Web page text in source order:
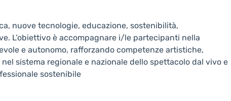
nuove tecnologie, educazione, sostenibilità,
L’obiettivo è accompagnare i/le partecipanti nella
e autonomo, rafforzando competenze artistiche,
sistema regionale e nazionale dello spettacolo dal vivo e
sostenibile